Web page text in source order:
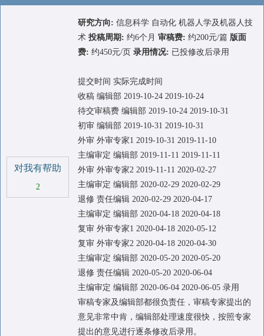
对我有帮助
2
研究方向: 信息科学 自动化 机器人学及机器人技
术 投稿周期: 约6个月 审稿费: 约200元/篇 版面
费: 约450元/页 录用情况: 已投修改后录用
提交时间 实际完成时间
收稿 编辑部 2019-10-24 2019-10-24
待交审稿费 编辑部 2019-10-24 2019-10-31
初审 编辑部 2019-10-31 2019-10-31
外审 外审专家1 2019-10-31 2019-11-10
主编审定 编辑部 2019-11-11 2019-11-11
外审 外审专家2 2019-11-11 2020-02-27
主编审定 编辑部 2020-02-29 2020-02-29
退修 责任编辑 2020-02-29 2020-04-17
主编审定 编辑部 2020-04-18 2020-04-18
复审 外审专家1 2020-04-18 2020-05-12
复审 外审专家2 2020-04-18 2020-04-30
主编审定 编辑部 2020-05-20 2020-05-20
退修 责任编辑 2020-05-20 2020-06-04
主编审定 编辑部 2020-06-04 2020-06-05 录用
审稿专家及编辑部都很负责任，审稿专家提出的
意见非常中肯，编辑部处理速度很快，按照专家
提出的意见进行逐条修改后录用。